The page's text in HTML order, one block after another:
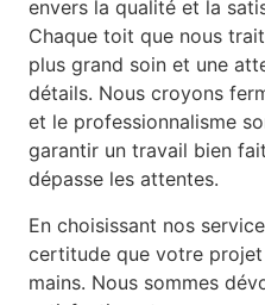
envers la qualité et la
Chaque toit que nous
plus grand soin et une
détails. Nous croyons
et le professionnalisme
garantir un travail bien
dépasse les attentes.
En choisissant nos
certitude que votre
mains. Nous sommes